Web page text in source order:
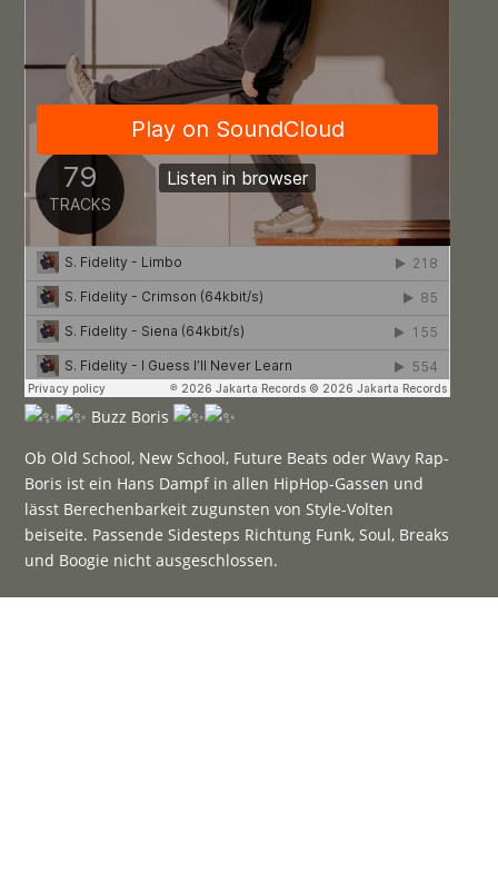
Buzz Boris
Ob Old School, New School, Future Beats oder Wavy Rap-
Boris ist ein Hans Dampf in allen HipHop-Gassen und
lässt Berechenbarkeit zugunsten von Style-Volten
beiseite. Passende Sidesteps Richtung Funk, Soul, Breaks
und Boogie nicht ausgeschlossen.